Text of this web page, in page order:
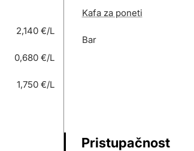
2,140 €/L
0,680 €/L
1,750 €/L
Kafa za poneti
Bar
Pristupačnost